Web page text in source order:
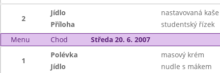
2
Jídlo
nastavovaná kaše
Příloha
studentský řízek
Menu
Chod Středa 20. 6. 2007
1
Polévka
masový krém
Jídlo
nudle s mákem